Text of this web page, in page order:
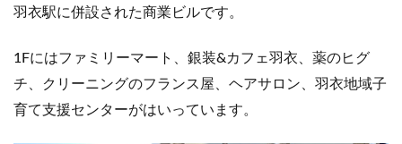
羽衣駅に併設された商業ビルです。
1Fにはファミリーマート、銀装&カフェ羽衣、薬のヒグ
チ、クリーニングのフランス屋、ヘアサロン、羽衣地域子
育て支援センターがはいっています。